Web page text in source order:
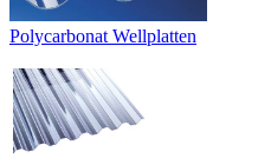
Polycarbonat Wellplatten